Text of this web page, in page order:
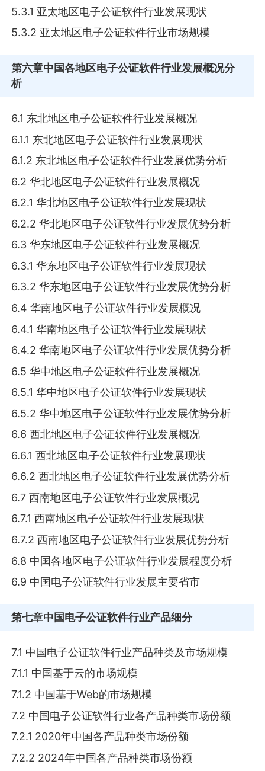
5.3.1 亚太地区电子公证软件行业发展现状
5.3.2 亚太地区电子公证软件行业市场规模
第六章中国各地区电子公证软件行业发展概况分
析
6.1 东北地区电子公证软件行业发展概况
6.1.1 东北地区电子公证软件行业发展现状
6.1.2 东北地区电子公证软件行业发展优势分析
6.2 华北地区电子公证软件行业发展概况
6.2.1 华北地区电子公证软件行业发展现状
6.2.2 华北地区电子公证软件行业发展优势分析
6.3 华东地区电子公证软件行业发展概况
6.3.1 华东地区电子公证软件行业发展现状
6.3.2 华东地区电子公证软件行业发展优势分析
6.4 华南地区电子公证软件行业发展概况
6.4.1 华南地区电子公证软件行业发展现状
6.4.2 华南地区电子公证软件行业发展优势分析
6.5 华中地区电子公证软件行业发展概况
6.5.1 华中地区电子公证软件行业发展现状
6.5.2 华中地区电子公证软件行业发展优势分析
6.6 西北地区电子公证软件行业发展概况
6.6.1 西北地区电子公证软件行业发展现状
6.6.2 西北地区电子公证软件行业发展优势分析
6.7 西南地区电子公证软件行业发展概况
6.7.1 西南地区电子公证软件行业发展现状
6.7.2 西南地区电子公证软件行业发展优势分析
6.8 中国各地区电子公证软件行业发展程度分析
6.9 中国电子公证软件行业发展主要省市
第七章中国电子公证软件行业产品细分
7.1 中国电子公证软件行业产品种类及市场规模
7.1.1 中国基于云的市场规模
7.1.2 中国基于Web的市场规模
7.2 中国电子公证软件行业各产品种类市场份额
7.2.1 2020年中国各产品种类市场份额
7.2.2 2024年中国各产品种类市场份额